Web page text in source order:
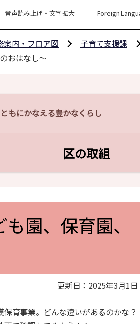
音声読み上げ・文字拡大 Foreign
案内・フロア図
子育て支援課
おはなし～
もにかなえる豊かなくらし
区の取組
園、保育園、
更新日：2025年3月1日
育事業。どんな違いがあるのかな？